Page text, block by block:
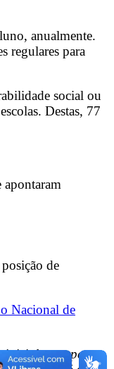
anualmente.
regulares para
social ou
Destas, 77
apontaram
de
Nacional de
inicial era apenas